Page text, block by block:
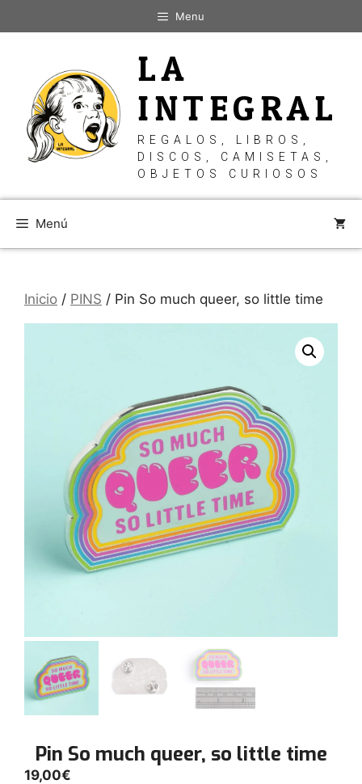
al
Menu
LA
INTEGRAL
REGALOS, LIBROS,
DISCOS, CAMISETAS,
OBJETOS CURIOSOS
Menú
Inicio / PINS / Pin So much queer, so little time
Pin So much queer, so little time
19,00€